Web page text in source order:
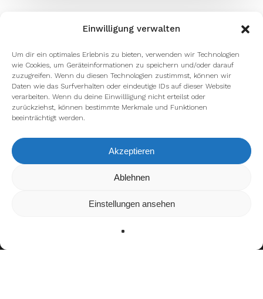
Einwilligung verwalten
Um dir ein optimales Erlebnis zu bieten, verwenden wir Technologien
wie Cookies, um Geräteinformationen zu speichern und/oder darauf
zuzugreifen. Wenn du diesen Technologien zustimmst, können wir
Daten wie das Surfverhalten oder eindeutige IDs auf dieser Website
verarbeiten. Wenn du deine Einwillligung nicht erteilst oder
zurückziehst, können bestimmte Merkmale und Funktionen
beeinträchtigt werden.
Akzeptieren
Ablehnen
Einstellungen ansehen
Wir verwenden Cookies, um dir die bestmögliche Erfahrung
wir verwenden oder sie ausschalten.